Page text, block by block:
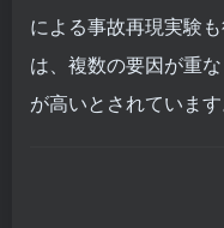
による事故再現実験
は、複数の要因が重
が高いとされています